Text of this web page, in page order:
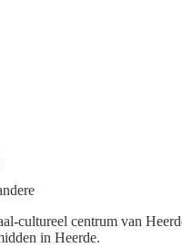
cultureel centrum van
in Heerde.